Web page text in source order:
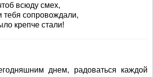
всюду смех,
тебя сопровождали,
крепче стали!
днем, радоваться каждой